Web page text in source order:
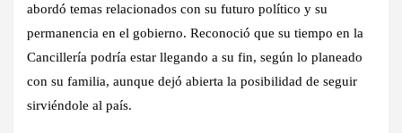
abordó temas relacionados con su futuro político y su
permanencia en el gobierno. Reconoció que su tiempo en la
Cancillería podría estar llegando a su fin, según lo planeado
con su familia, aunque dejó abierta la posibilidad de seguir
sirviéndole al país.